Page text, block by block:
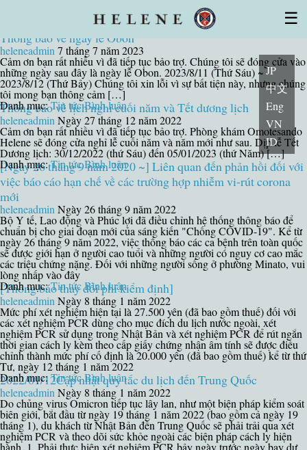
Đặc điểm của tế bào gốc
Bác sĩ・Chuyên gia
Bệnh viện loạt trang của nhóm
(Hỏi/Đáp)Trị liệu lần đầuHỗ trợ Topics
Contact
☰
JP
中文
Eng
VN
ID
Lưu trữ tác giả: heleneadmin
Thông báo về ngày lễ Obon
heleneadmin 7 tháng 7 năm 2023
Cảm ơn bạn rất nhiều vì đã tiếp tục bảo trợ. Chúng tôi sẽ đóng cửa vào
những ngày sau đây là ngày lễ Obon. 2023/8/11 (Thứ Sáu) ~
2023/8/12 (Thứ Bảy) Chúng tôi xin lỗi vì sự bất tiện này, nhưng chúng
tôi mong bạn thông cảm […]
Danh mục:Tin tứcBình luận
Thông báo về lịch nghỉ cuối năm và Tết dương lịch
heleneadmin Ngày 27 tháng 12 năm 2022
Cảm ơn bạn rất nhiều vì đã tiếp tục bảo trợ. Phòng khám Omotesando
Helene sẽ đóng cửa nghỉ lễ cuối năm và năm mới như sau. Dịp lễ Tết
Dương lịch: 30/12/2022 (thứ Sáu) đến 05/01/2023 (thứ Năm) […]
Danh mục:Tin tứcBình luận
[Ngày 26 tháng 9 năm 2020 ~] Liên quan đến phản hồi đối với
việc báo cáo hạn chế về các trường hợp nhiễm vi-rút corona
mới
heleneadmin Ngày 26 tháng 9 năm 2022
Bộ Y tế, Lao động và Phúc lợi đã điều chỉnh hệ thống thông báo để
chuẩn bị cho giai đoạn mới của sáng kiến ​​"Chống COVID-19". Kể từ
ngày 26 tháng 9 năm 2022, việc thông báo các ca bệnh trên toàn quốc
sẽ được giới hạn ở người cao tuổi và những người có nguy cơ cao mắc
các triệu chứng nặng. Đối với những người sống ở phường Minato, vui
lòng nhấp vào đây
Danh mục:Tin tứcBình luận
[Thông báo thay đổi phí kiểm định]
heleneadmin Ngày 8 tháng 1 năm 2022
Mức phí xét nghiệm hiện tại là 27.500 yên (đã bao gồm thuế) đối với
các xét nghiệm PCR dùng cho mục đích du lịch nước ngoài, xét
nghiệm PCR sử dụng trong Nhật Bản và xét nghiệm PCR để rút ngắn
thời gian cách ly kèm theo cấp giấy chứng nhận âm tính sẽ được điều
chỉnh thành mức phí cố định là 20.000 yên (đã bao gồm thuế) kể từ thứ
Tư, ngày 12 tháng 1 năm 2022
Danh mục:Tin tứcBình luận
2022/01/12Cập nhật quy tắc du lịch đến Trung Quốc
heleneadmin Ngày 8 tháng 1 năm 2022
Do chủng virus Omicron tiếp tục lây lan, như một biện pháp kiểm soát
biên giới, bắt đầu từ ngày 19 tháng 1 năm 2022 (bao gồm cả ngày 19
tháng 1), du khách từ Nhật Bản đến Trung Quốc sẽ phải trải qua xét
nghiệm PCR và theo dõi sức khỏe ngoài các biện pháp cách ly hiện
hành. 1. Phải thực hiện xét nghiệm PCR bảy ngày trước ngày bay dự